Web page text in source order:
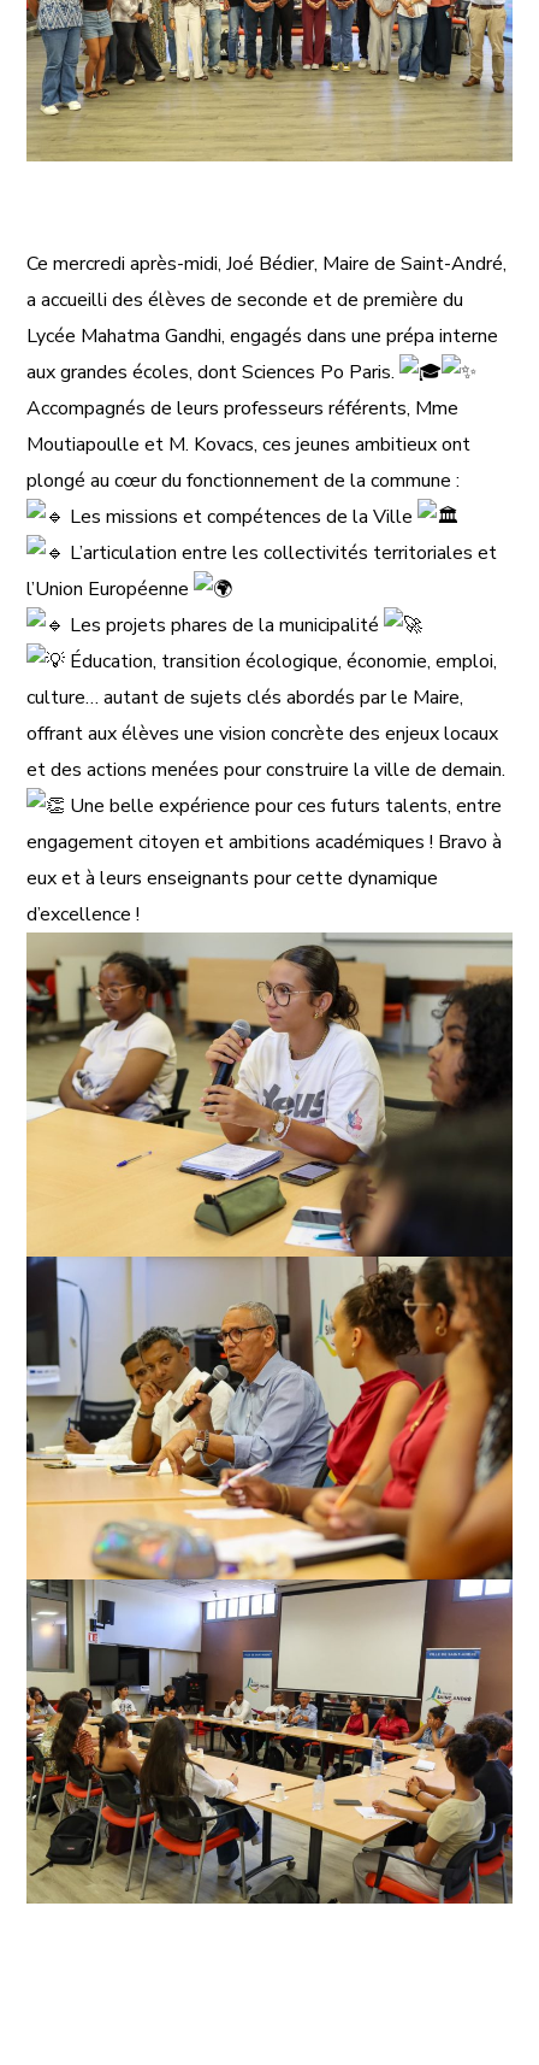
Ce mercredi après-midi, Joé Bédier, Maire de Saint-André,
a accueilli des élèves de seconde et de première du
Lycée Mahatma Gandhi, engagés dans une prépa interne
aux grandes écoles, dont Sciences Po Paris.
Accompagnés de leurs professeurs référents, Mme
Moutiapoulle et M. Kovacs, ces jeunes ambitieux ont
plongé au cœur du fonctionnement de la commune :
Les missions et compétences de la Ville
L’articulation entre les collectivités territoriales et
l’Union Européenne
Les projets phares de la municipalité
Éducation, transition écologique, économie, emploi,
culture… autant de sujets clés abordés par le Maire,
offrant aux élèves une vision concrète des enjeux locaux
et des actions menées pour construire la ville de demain.
Une belle expérience pour ces futurs talents, entre
engagement citoyen et ambitions académiques ! Bravo à
eux et à leurs enseignants pour cette dynamique
d’excellence !